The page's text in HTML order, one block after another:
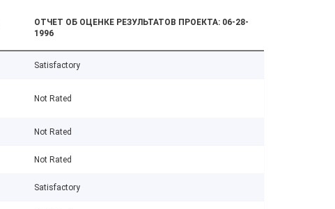
ОТЧЕТ ОБ ОЦЕНКЕ РЕЗУЛЬТАТОВ ПРОЕКТА: 06-28-
1996
Satisfactory
Not Rated
Not Rated
Not Rated
Satisfactory